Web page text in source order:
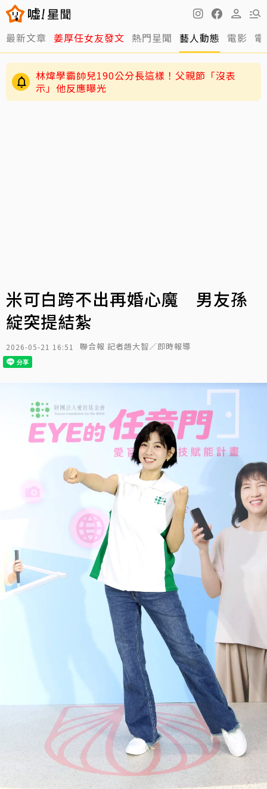
最新文章 姜厚任女友發文 熱門星聞 藝人動態 電影
林煒學霸帥兒190公分長這樣！父親節「沒表
示」他反應曝光
米可白跨不出再婚心魔 男友孫
綻突提結紮
2026-05-21 16:51 聯合報 記者趙大智／即時報導